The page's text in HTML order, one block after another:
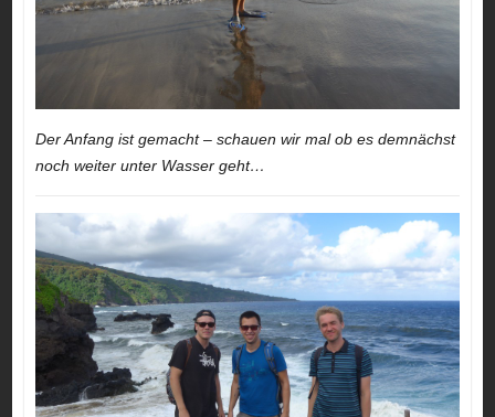
Der Anfang ist gemacht – schauen wir mal ob es demnächst
noch weiter unter Wasser geht…